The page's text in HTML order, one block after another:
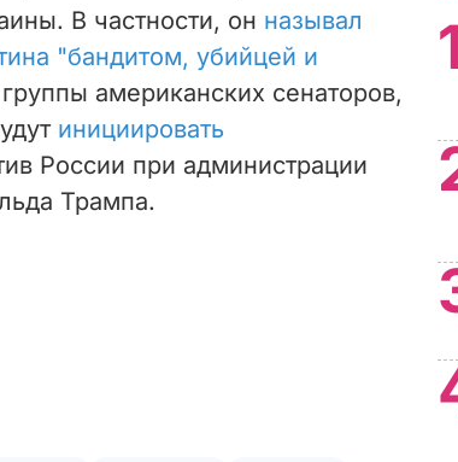
В частности, он называл
"бандитом, убийцей и
американских сенаторов,
инициировать
России при администрации
Трампа.